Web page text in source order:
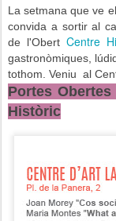
La setmana que ve
convida a sortir al
de l'Obert Centre
gastronòmiques,
tothom. Veniu al
Portes
Històric